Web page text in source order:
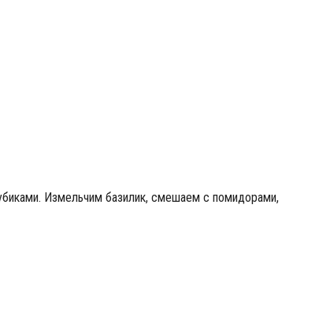
Измельчим базилик, смешаем с помидорами,